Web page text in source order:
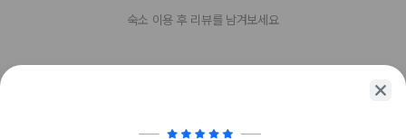
숙소 이용 후 리뷰를 남겨보세요